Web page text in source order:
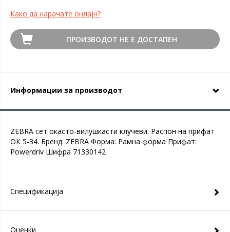
Како да нарачате онлајн?
ПРОИЗВОДОТ НЕ Е ДОСТАПЕН
Информации за производот
ZEBRA сет окасто-вилушкасти клучеви. Распон на прифат
OК 5-34. Бренд: ZEBRA Форма: Рамна форма Прифат:
Powerdriv Шифра 71330142
Спецификација
Оценки